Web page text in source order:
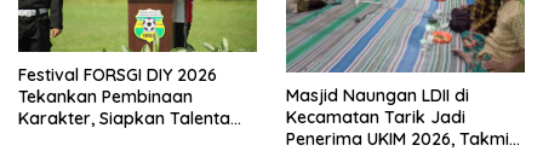
Festival FORSGI DIY 2026
Tekankan Pembinaan
Karakter, Siapkan Talenta
Masjid Naungan LDII di
Kecamatan Tarik Jadi
Penerima UKIM 2026, Takmir